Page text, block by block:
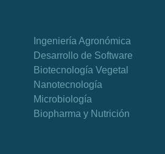
Ingeniería Agronómica
Desarrollo de Software
Biotecnología Vegetal
Nanotecnología
Microbiología
Biopharma y Nutrición